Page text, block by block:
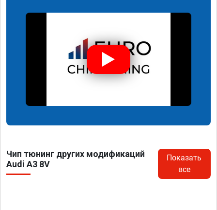
Чип тюнинг других модификаций
Audi A3 8V
Показать
все